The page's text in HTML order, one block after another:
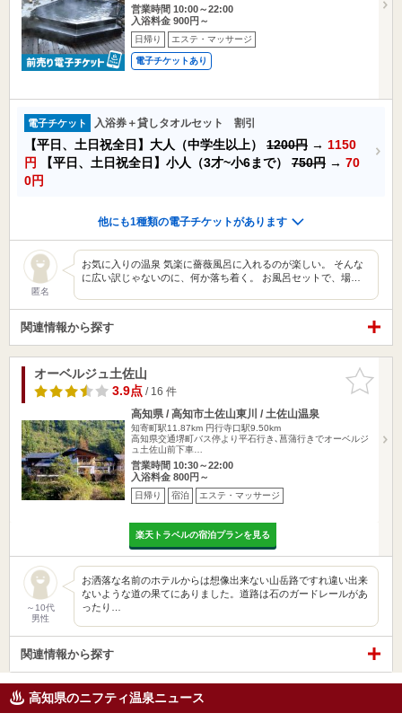
営業時間 10:00～22:00
入浴料金 900円～
日帰り エステ・マッサージ
電子チケットあり
電子チケット 入浴券＋貸しタオルセット 割引
【平日、土日祝全日】大人（中学生以上） 1200円 → 1150
円
【平日、土日祝全日】小人（3才~小6まで） 750円 → 70
0円
他にも1種類の電子チケットがあります
匿名
お気に入りの温泉 気楽に薔薇風呂に入れるのが楽しい。 そんな
に広い訳じゃないのに、何か落ち着く。 お風呂セットで、場…
関連情報から探す
お気に入
りに追加
オーベルジュ土佐山
3.9点/ 16 件
高知県 / 高知市土佐山東川 / 土佐山温泉
知寄町駅11.87km 円行寺口駅9.50km
高知県交通堺町バス停より平石行き､菖蒲行きでオーベルジ
ュ土佐山前下車…
営業時間 10:30～22:00
入浴料金 800円～
日帰り 宿泊 エステ・マッサージ
楽天トラベルの宿泊プランを見る
～10代
男性
お洒落な名前のホテルからは想像出来ない山岳路ですれ違い出来
ないような道の果てにありました。道路は石のガードレールがあ
ったり…
関連情報から探す
高知県のニフティ温泉ニュース